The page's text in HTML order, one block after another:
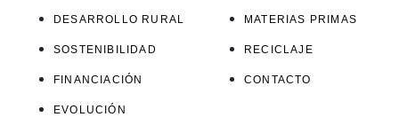
DESARROLLO RURAL
SOSTENIBILIDAD
FINANCIACIÓN
EVOLUCIÓN
MATERIAS PRIMAS
RECICLAJE
CONTACTO